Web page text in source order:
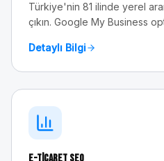
Türkiye'nin 81 ilinde yerel
çıkın. Google My Business
Detaylı Bilgi